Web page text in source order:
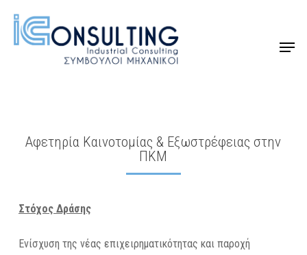
main
Menu
Αφετηρία Καινοτομίας & Εξωστρέφειας στην
ΠΚΜ
Στόχος Δράσης
Ενίσχυση της νέας επιχειρηματικότητας και παροχή
Close